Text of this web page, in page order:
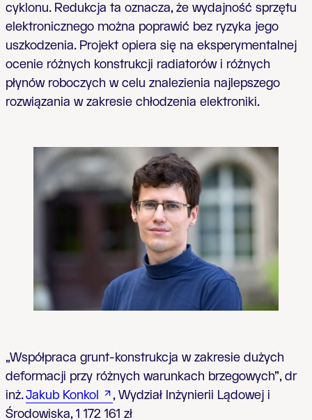
cyklonu. Redukcja ta oznacza, że wydajność sprzętu
elektronicznego można poprawić bez ryzyka jego
uszkodzenia. Projekt opiera się na eksperymentalnej
ocenie różnych konstrukcji radiatorów i różnych
płynów roboczych w celu znalezienia najlepszego
rozwiązania w zakresie chłodzenia elektroniki.
„Współpraca grunt-konstrukcja w zakresie dużych
deformacji przy różnych warunkach brzegowych”, dr
inż.Jakub Konkol
, Wydział Inżynierii Lądowej i
Środowiska, 1 172 161 zł